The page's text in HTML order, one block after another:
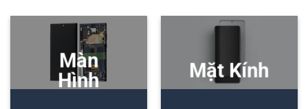
Màn
Hình
Mặt Kính